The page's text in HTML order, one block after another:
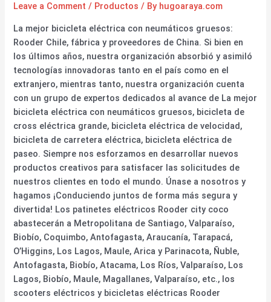
Leave a Comment / Productos / By hugoaraya.com
La mejor bicicleta eléctrica con neumáticos gruesos:
Rooder Chile, fábrica y proveedores de China. Si bien en
los últimos años, nuestra organización absorbió y asimiló
tecnologías innovadoras tanto en el país como en el
extranjero, mientras tanto, nuestra organización cuenta
con un grupo de expertos dedicados al avance de La mejor
bicicleta eléctrica con neumáticos gruesos, bicicleta de
cross eléctrica grande, bicicleta eléctrica de velocidad,
bicicleta de carretera eléctrica, bicicleta eléctrica de
paseo. Siempre nos esforzamos en desarrollar nuevos
productos creativos para satisfacer las solicitudes de
nuestros clientes en todo el mundo. Únase a nosotros y
hagamos ¡Conduciendo juntos de forma más segura y
divertida! Los patinetes eléctricos Rooder city coco
abastecerán a Metropolitana de Santiago, Valparaíso,
Biobío, Coquimbo, Antofagasta, Araucanía, Tarapacá,
O’Higgins, Los Lagos, Maule, Arica y Parinacota, Ñuble,
Antofagasta, Biobío, Atacama, Los Ríos, Valparaíso, Los
Lagos, Biobío, Maule, Magallanes, Valparaíso, etc., los
scooters eléctricos y bicicletas eléctricas Rooder